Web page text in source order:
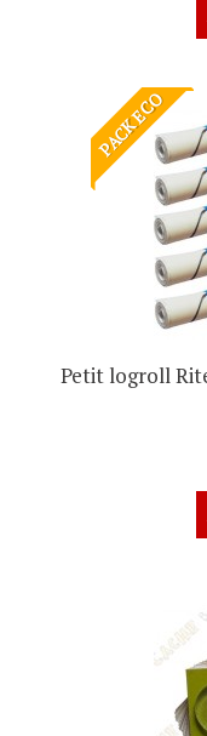
PACK ECO
Petit logroll